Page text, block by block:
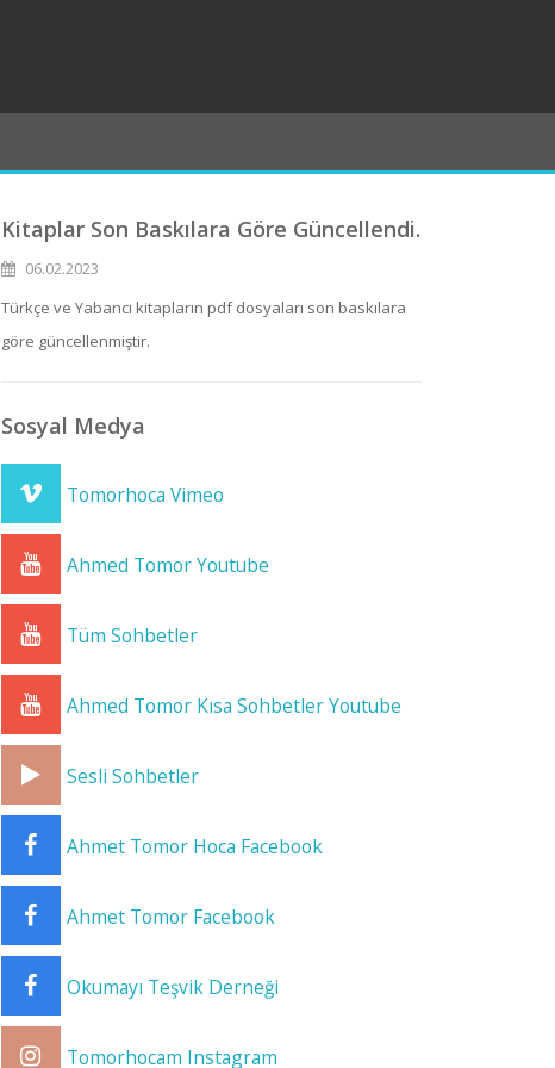
Kitaplar Son Baskılara Göre Güncellendi.
06.02.2023
Türkçe ve Yabancı kitapların pdf dosyaları son baskılara
göre güncellenmiştir.
Sosyal Medya
Tomorhoca Vimeo
Ahmed Tomor Youtube
Tüm Sohbetler
Ahmed Tomor Kısa Sohbetler Youtube
Sesli Sohbetler
Ahmet Tomor Hoca Facebook
Ahmet Tomor Facebook
Okumayı Teşvik Derneği
Tomorhocam Instagram